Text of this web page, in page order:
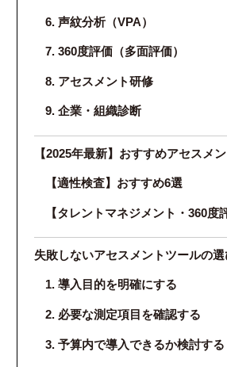
6. 声紋分析（VPA）
7. 360度評価（多面評価）
8. アセスメント研修
9. 企業・組織診断
【2025年最新】おすすめアセスメ
【適性検査】おすすめ6選
【タレントマネジメント・360度
失敗しないアセスメントツールの選
1. 導入目的を明確にする
2. 必要な測定項目を確認する
3. 予算内で導入できるか検討する